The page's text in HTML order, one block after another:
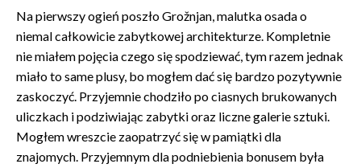
Na pierwszy ogień poszło Grožnjan, malutka osada o
niemal całkowicie zabytkowej architekturze. Kompletnie
nie miałem pojęcia czego się spodziewać, tym razem jednak
miało to same plusy, bo mogłem dać się bardzo pozytywnie
zaskoczyć. Przyjemnie chodziło po ciasnych brukowanych
uliczkach i podziwiając zabytki oraz liczne galerie sztuki.
Mogłem wreszcie zaopatrzyć się w pamiątki dla
znajomych. Przyjemnym dla podniebienia bonusem była